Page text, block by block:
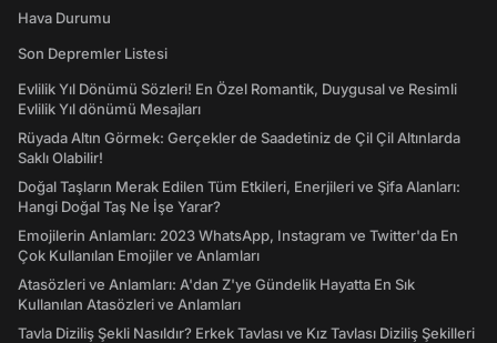
Hava Durumu
Son Depremler Listesi
Evlilik Yıl Dönümü Sözleri! En Özel Romantik, Duygusal ve Resimli
Evlilik Yıl dönümü Mesajları
Rüyada Altın Görmek: Gerçekler de Saadetiniz de Çil Çil Altınlarda
Saklı Olabilir!
Doğal Taşların Merak Edilen Tüm Etkileri, Enerjileri ve Şifa Alanları:
Hangi Doğal Taş Ne İşe Yarar?
Emojilerin Anlamları: 2023 WhatsApp, Instagram ve Twitter'da En
Çok Kullanılan Emojiler ve Anlamları
Atasözleri ve Anlamları: A'dan Z'ye Gündelik Hayatta En Sık
Kullanılan Atasözleri ve Anlamları
Tavla Diziliş Şekli Nasıldır? Erkek Tavlası ve Kız Tavlası Diziliş Şekilleri